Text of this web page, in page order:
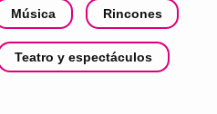
Música Rincones
Teatro y espectáculos